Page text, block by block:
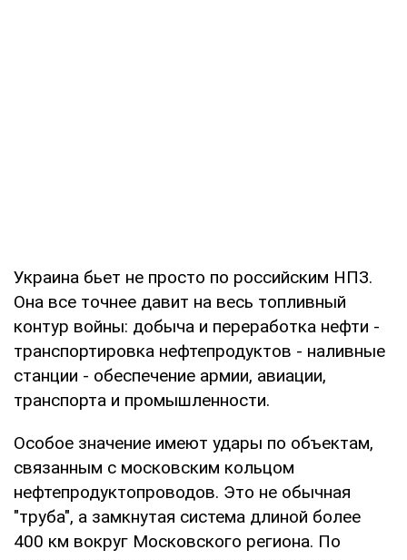
Украина бьет не просто по российским НПЗ.
Она все точнее давит на весь топливный
контур войны: добыча и переработка нефти -
транспортировка нефтепродуктов - наливные
станции - обеспечение армии, авиации,
транспорта и промышленности.
Особое значение имеют удары по объектам,
связанным с московским кольцом
нефтепродуктопроводов. Это не обычная
"труба", а замкнутая система длиной более
400 км вокруг Московского региона. По